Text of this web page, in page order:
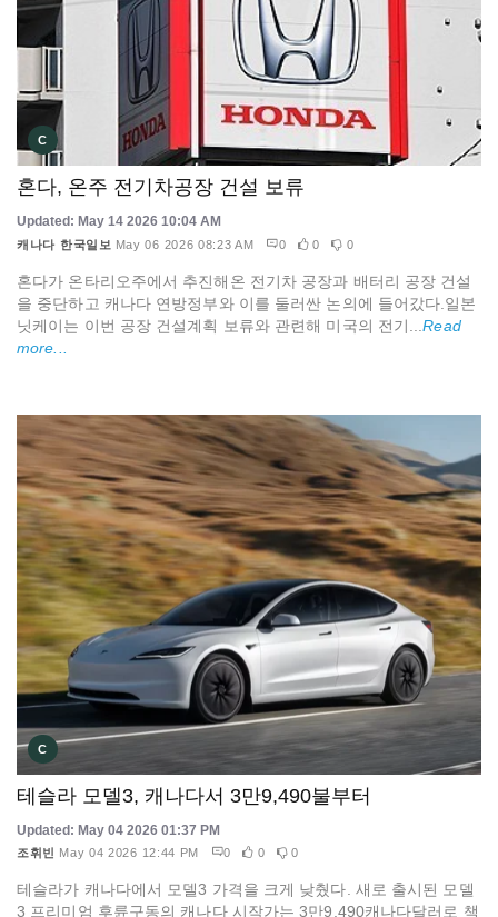
C
혼다, 온주 전기차공장 건설 보류
Updated: May 14 2026 10:04 AM
캐나다 한국일보 May 06 2026 08:23 AM 0 0 0
혼다가 온타리오주에서 추진해온 전기차 공장과 배터리 공장 건설
을 중단하고 캐나다 연방정부와 이를 둘러싼 논의에 들어갔다.일본
닛케이는 이번 공장 건설계획 보류와 관련해 미국의 전기...Read
more...
C
테슬라 모델3, 캐나다서 3만9,490불부터
Updated: May 04 2026 01:37 PM
조휘빈 May 04 2026 12:44 PM 0 0 0
테슬라가 캐나다에서 모델3 가격을 크게 낮췄다. 새로 출시된 모델
3 프리미엄 후륜구동의 캐나다 시작가는 3만9,490캐나다달러로 책